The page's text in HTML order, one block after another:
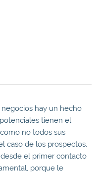
hay un hecho
tienen el
no todos sus
caso de los prospectos,
el primer contacto
porque le